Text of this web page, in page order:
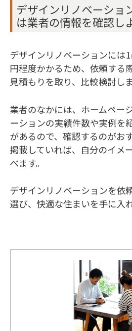
デザインリノベーショ
は業者の情報を確認し
デザインリノベーションには
円程度かかるため、依頼する
見積もりを取り、比較検討し
業者のなかには、ホームペー
ーションの実績件数や実例を
があるので、確認するのがお
掲載していれば、自分のイメ
べます。
デザインリノベーションを依
選び、快適な住まいを手に入